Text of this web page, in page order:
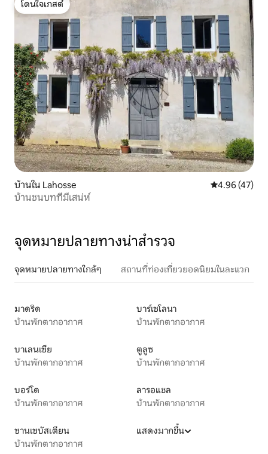
โดนใจเกสต์
โดนใจเกสต์
บ้านใน Lahosse คะแนนเฉลี่ย
4.96 (47)
บ้านชนบทที่มีเสน่ห์
จุดหมายปลายทางน่าสำรวจ
จุดหมายปลายทางใกล้ๆ สถานที่ท่องเที่ยวยอดนิยมในละแวก
มาดริด
บ้านพักตากอากาศ
บาร์เซโลนา
บ้านพักตากอากาศ
บาเลนเซีย
บ้านพักตากอากาศ
ตูลูซ
บ้านพักตากอากาศ
บอร์โด
บ้านพักตากอากาศ
ลารอแชล
บ้านพักตากอากาศ
ซานเซบัสเตียน
บ้านพักตากอากาศ
แสดงมากขึ้น